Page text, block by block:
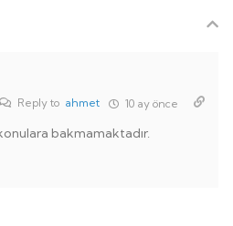
Reply to ahmet 10 ay önce
bakmamaktadır.